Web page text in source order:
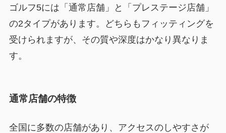
ゴルフ5には「通常店舗」と「プレステージ店舗」
の2タイプがあります。どちらもフィッティングを
受けられますが、その質や深度はかなり異なりま
す。
通常店舗の特徴
全国に多数の店舗があり、アクセスのしやすさが